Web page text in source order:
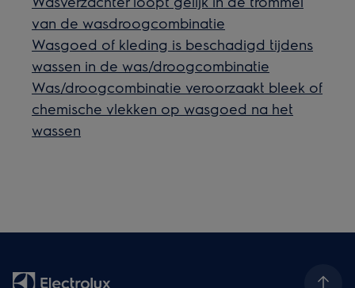
van de wasdroogcombinatie
Wasgoed of kleding is beschadigd tijdens
wassen in de was/droogcombinatie
Was/droogcombinatie veroorzaakt bleek of
chemische vlekken op wasgoed na het
wassen